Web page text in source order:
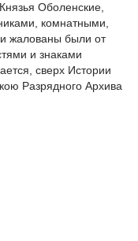
Оболенские,
комнатными,
жалованы были от
и знаками
сверх Истории
Разрядного Архива